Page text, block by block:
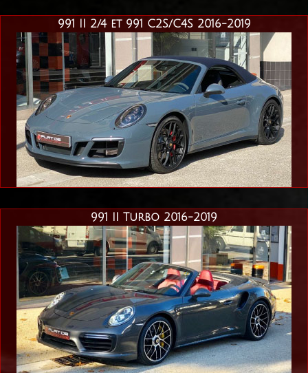
991 II 2/4 et 991 C2S/C4S 2016-2019
991 II Turbo 2016-2019